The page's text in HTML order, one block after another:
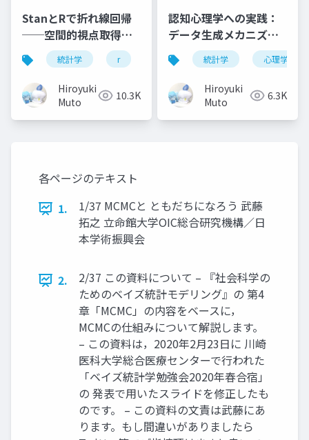
StanとRで折れ線回帰
──空間的視点取得課
題の反応時間データを
説明する階層ベイズモ
デルを例に──
統計学 r stan ベイズ 心理学
Hiroyuki
Muto
10.3K
認知心理学への実践：
データ生成メカニズム
のベイズモデリング
統計学 心理学
Hiroyuki
Muto
6.3K
各ページのテキスト
1.
1/37 MCMCと ともだちになろう 武藤
拓之 立命館大学OIC総合研究機構／日
本学術振興会
2.
2/37 この資料について – 『社会科学の
ためのベイズ統計モデリング』の 第4
章「MCMC」の内容をベースに，
MCMCの仕組みについて解説します。
– この資料は，2020年2月23日に 川崎
医科大学総合医療センターで行われた
「ベイズ統計学勉強会2020年春合宿」
の 発表で用いたスライドを修正したも
のです。 – この資料の文責は武藤にあ
ります。もし間違いがありましたら